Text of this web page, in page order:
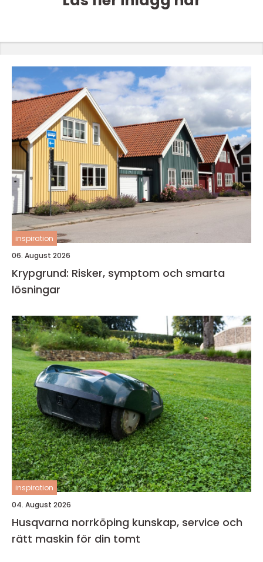
inspiration
06. August 2026
Krypgrund: Risker, symptom och smarta
lösningar
inspiration
04. August 2026
Husqvarna norrköping kunskap, service och
rätt maskin för din tomt